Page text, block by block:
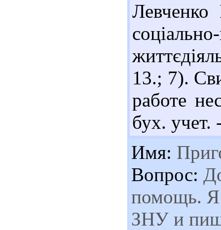
13.; 7).
работе
бух.
Имя:
Вопрос:
помощь. Я
ЗНУ и